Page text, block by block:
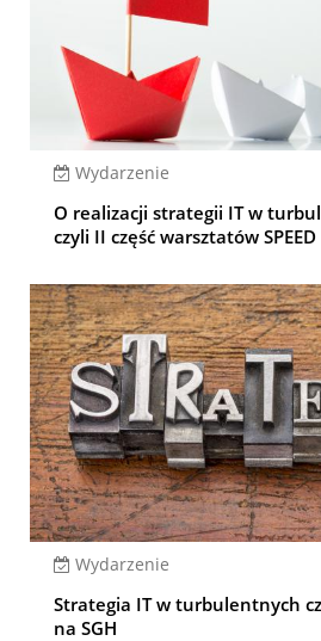
Wydarzenie
O realizacji strategii IT w
czyli II część warsztatów SPEED
Wydarzenie
Strategia IT w turbulentnych
na SGH